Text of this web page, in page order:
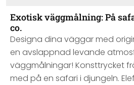
Exotisk väggmålning: På
co.
Designa dina väggar med
en avslappnad levande
väggmålningar! Konsttrycket
med på en safari i djungeln.